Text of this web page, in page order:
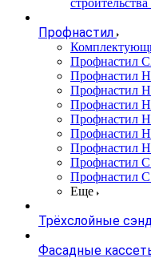
строительства
Профнастил
Профнастил
Профнастил
Профнастил
Профнастил
Профнастил
Профнастил
Профнастил
Профнастил
Профнастил
Еще
Трёхслойные
Фасадные